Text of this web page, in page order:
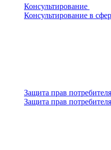
Консультирование
Консультирование в
Защита прав потребителя
Защита прав потребителя